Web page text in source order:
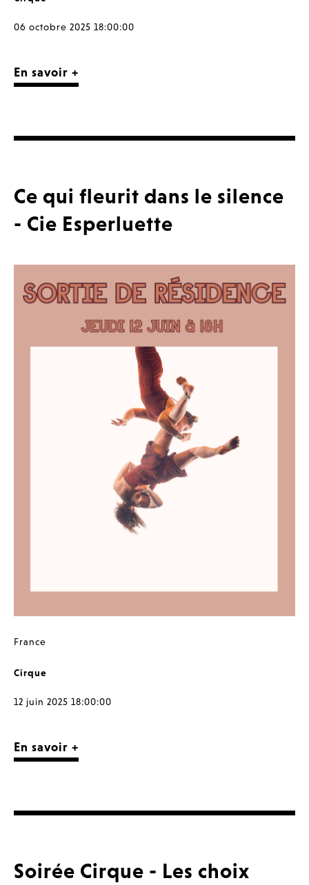
06 octobre 2025 18:00:00
En savoir +
Ce qui fleurit dans le silence
- Cie Esperluette
France
Cirque
12 juin 2025 18:00:00
En savoir +
Soirée Cirque - Les choix